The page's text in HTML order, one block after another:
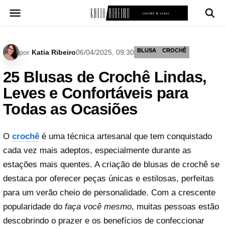
para
por Katia Ribeiro06/04/2025, 09:30 BLUSA CROCHÊ
25 Blusas de Crochê Lindas,
Leves e Confortáveis para
Todas as Ocasiões
O crochê é uma técnica artesanal que tem conquistado
cada vez mais adeptos, especialmente durante as
estações mais quentes. A criação de blusas de crochê se
destaca por oferecer peças únicas e estilosas, perfeitas
para um verão cheio de personalidade. Com a crescente
popularidade do faça você mesmo, muitas pessoas estão
descobrindo o prazer e os benefícios de confeccionar